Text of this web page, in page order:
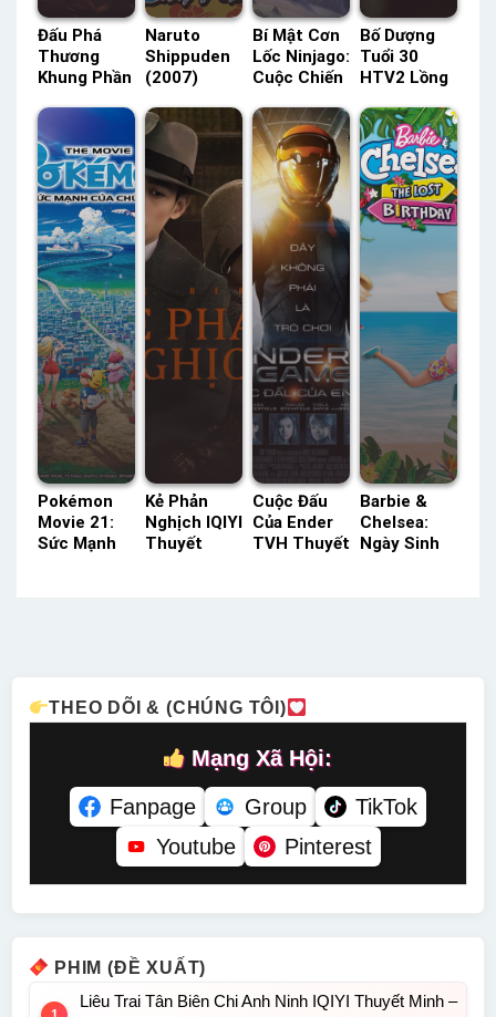
Đấu Phá
Thương
Khung Phần
Thuyết
Minh –
Status: 24 /
24 Thuyết
Minh
Naruto
Shippuden
(2007)
Phụ Đề –
Status: 500
/ 500 Phụ
Đề
Bí Mật Cơn
Lốc Ninjago:
Cuộc Chiến
Trung
(Phần 6)
SeeTV Lồng
Tiếng –
Status: 10 /
10 Lồng
Tiếng
Bố Dượng
Tuổi 30
HTV2 Lồng
Status: 22 /
22 Lồng
Tiếng
Pokémon
Movie 21:
Sức Mạnh
Kẻ Phản
Nghịch IQIYI
Thuyết
Cuộc Đấu
Của Ender
TVH Thuyết
Barbie &
Chelsea:
Ngày Sinh
THEO DÕI & (CHÚNG TÔI)
Mạng Xã Hội:
Fanpage
Group
TikTok
Youtube
Pinterest
PHIM (ĐỀ XUẤT)
Liêu Trai Tân Biên Chi Anh Ninh IQIYI Thuyết Minh –